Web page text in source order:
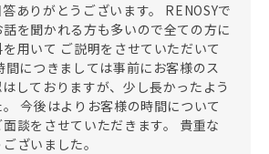
ありがとうございます。 RENOSYで
を聞かれる方も多いので全ての方に
用いて ご説明をさせていただいて
間につきましては事前にお客様のス
しておりますが、少し長かったよう
今後はよりお客様の時間について
談をさせていただきます。 貴重な
ざいました。